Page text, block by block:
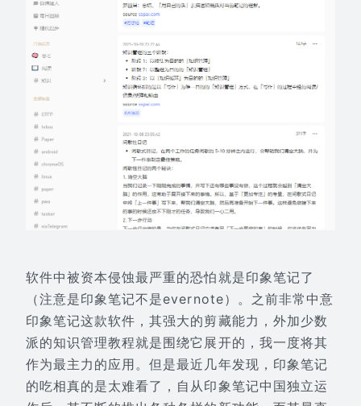
软件中被资本侵蚀最严重的恐怕就是印象笔记了
（注意是印象笔记不是evernote）。之前非常中意
印象笔记这款软件，其强大的剪藏能力，外加少数
派的知识管理教程就是围绕它展开的，我一度将其
作为最主力的应用。但是最近几年发现，印象笔记
的吃相真的是太难看了，自从印象笔记中国独立运